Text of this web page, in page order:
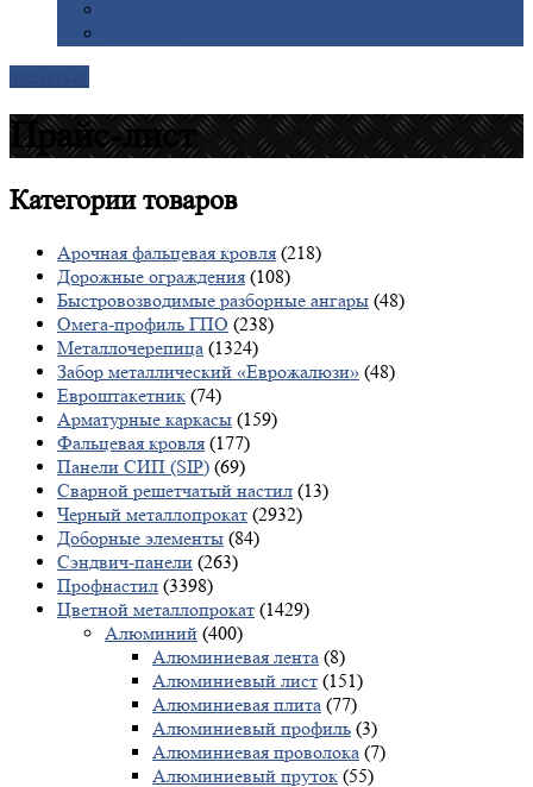
Прайс-лист
Категориитоваров
Арочная фальцевая кровля (218)
Дорожные ограждения (108)
Быстровозводимые разборные ангары (48)
Омега-профиль ГПО (238)
Металлочерепица (1324)
Забор металлический «Еврожалюзи» (48)
Евроштакетник (74)
Арматурные каркасы (159)
Фальцевая кровля (177)
Панели СИП (SIP) (69)
Сварной решетчатый настил (13)
Черный металлопрокат (2932)
Доборные элементы (84)
Сэндвич-панели (263)
Профнастил (3398)
Цветной металлопрокат (1429)
Алюминий (400)
Алюминиевая лента (8)
Алюминиевый лист (151)
Алюминиевая плита (77)
Алюминиевый профиль (3)
Алюминиевая проволока (7)
Алюминиевый пруток (55)